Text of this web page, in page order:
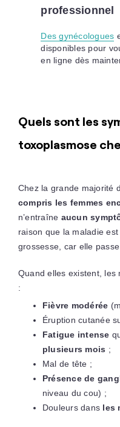
professionnel
Des gynécologues
disponibles pour
en ligne dès
Quels sont les
toxoplasmose
Chez la grande majorité
compris les femmes
n’entraîne aucun
raison que la maladie
grossesse, car elle
Quand elles existent, les
:
Fièvre modérée
Éruption cutanée
Fatigue intense
plusieurs mois ;
Mal de tête ;
Présence de
niveau du cou) ;
Douleurs dans les